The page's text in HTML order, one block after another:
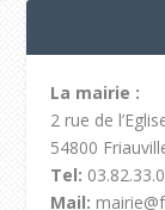
La mairie :
2 rue de
54800
Tel:
Mail: